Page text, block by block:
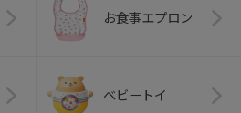
お食事エプロン
ベビートイ